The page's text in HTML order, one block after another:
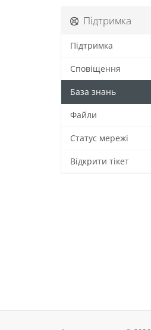
Підтримка
Підтримка
Сповіщення
База знань
Файли
Статус мережі
Відкрити тікет